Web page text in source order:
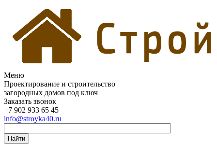
Меню
Проектирование и строительство
загородных домов под ключ
Заказать звонок
+7 902 933 65 45
info@stroyka40.ru
Найти